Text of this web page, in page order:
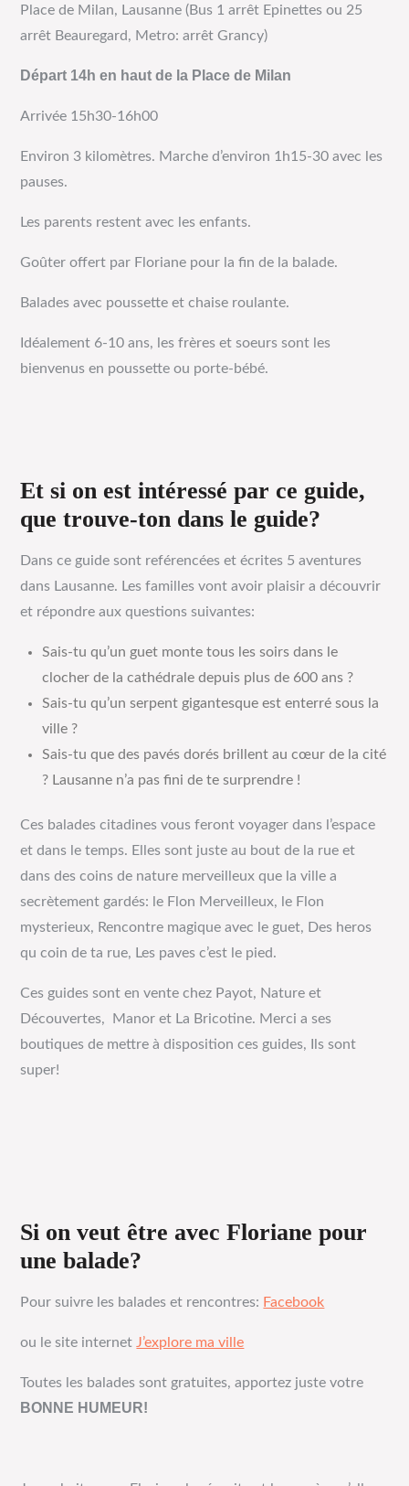
Place de Milan, Lausanne (Bus 1 arrêt Epinettes ou 25
arrêt Beauregard, Metro: arrêt Grancy)
Départ 14h en haut de la Place de Milan
Arrivée 15h30-16h00
Environ 3 kilomètres. Marche d’environ 1h15-30 avec les
pauses.
Les parents restent avec les enfants.
Goûter offert par Floriane pour la fin de la balade.
Balades avec poussette et chaise roulante.
Idéalement 6-10 ans, les frères et soeurs sont les
bienvenus en poussette ou porte-bébé.
Et si on est intéressé par ce guide,
que trouve-ton dans le guide?
Dans ce guide sont reférencées et écrites 5 aventures
dans Lausanne. Les familles vont avoir plaisir a découvrir
et répondre aux questions suivantes:
Sais-tu qu’un guet monte tous les soirs dans le
clocher de la cathédrale depuis plus de 600 ans ?
Sais-tu qu’un serpent gigantesque est enterré sous la
ville ?
Sais-tu que des pavés dorés brillent au cœur de la cité
? Lausanne n’a pas fini de te surprendre !
Ces balades citadines vous feront voyager dans l’espace
et dans le temps. Elles sont juste au bout de la rue et
dans des coins de nature merveilleux que la ville a
secrètement gardés: le Flon Merveilleux, le Flon
mysterieux, Rencontre magique avec le guet, Des heros
qu coin de ta rue, Les paves c’est le pied.
Ces guides sont en vente chez Payot, Nature et
Découvertes, Manor et La Bricotine. Merci a ses
boutiques de mettre à disposition ces guides, Ils sont
super!
Si on veut être avec Floriane pour
une balade?
Pour suivre les balades et rencontres: Facebook
ou le site internet J’explore ma ville
Toutes les balades sont gratuites, apportez juste votre
BONNE HUMEUR!